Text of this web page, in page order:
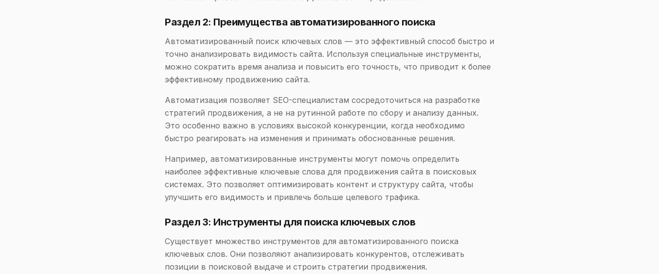
Раздел 2: Преимущества автоматизированного поиска
Автоматизированный поиск ключевых слов — это эффективный способ быстро и
точно анализировать видимость сайта. Используя специальные инструменты,
можно сократить время анализа и повысить его точность, что приводит к более
эффективному продвижению сайта.
Автоматизация позволяет SEO-специалистам сосредоточиться на разработке
стратегий продвижения, а не на рутинной работе по сбору и анализу данных.
Это особенно важно в условиях высокой конкуренции, когда необходимо
быстро реагировать на изменения и принимать обоснованные решения.
Например, автоматизированные инструменты могут помочь определить
наиболее эффективные ключевые слова для продвижения сайта в поисковых
системах. Это позволяет оптимизировать контент и структуру сайта, чтобы
улучшить его видимость и привлечь больше целевого трафика.
Раздел 3: Инструменты для поиска ключевых слов
Существует множество инструментов для автоматизированного поиска
ключевых слов. Они позволяют анализировать конкурентов, отслеживать
позиции в поисковой выдаче и строить стратегии продвижения.